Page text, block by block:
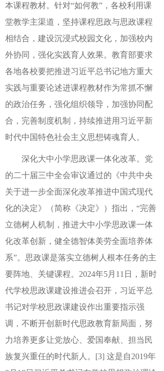
本课程教材。针对“如何教”，各校利用课
堂教学主渠道，坚持课程思政与思政课程
相结合，建设沉浸式校园文化，加强校内
外协同，强化实践育人效果。教育部要求
各地各校要把推进习近平总书记地方重大
实践与重要论述进课程教材作为常抓不懈
的政治任务，强化组织领导，加强协同配
合，完善制度机制，持续推进用习近平新
时代中国特色社会主义思想铸魂育人。
深化大中小学思政课一体化改革。党
的二十届三中全会审议通过的《中共中央
关于进一步全面深化改革推进中国式现代
化的决定》（简称《决定》）指出，“完善
立德树人机制，推进大中小学思政课一体
化改革创新，健全德智体美劳全面培养体
系”。思政课是落实立德树人根本任务的主
要阵地、关键课程。2024年5月11日，新时
代学校思政课建设推进会召开，习近平总
书记对学校思政课建设作出重要指示强
调，不断开创新时代思政教育新局面，努
力培养更多让党放心、爱国奉献、担当民
族复兴重任的时代新人。 [3] 这是自2019年